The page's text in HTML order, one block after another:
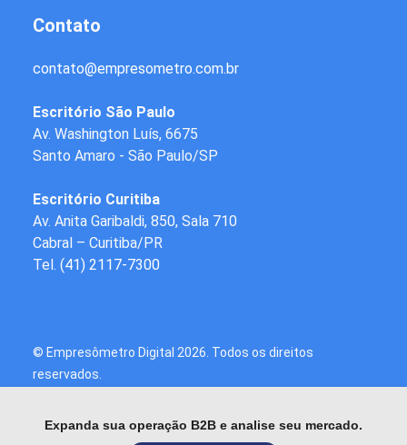
Expanda sua operação B2B e analise seu mercado.
Contato
contato@empresometro.com.br
Escritório São Paulo
Av. Washington Luís, 6675
Santo Amaro - São Paulo/SP
Escritório Curitiba
Av. Anita Garibaldi, 850, Sala 710
Cabral – Curitiba/PR
Tel. (41) 2117-7300
© Empresômetro Digital 2026. Todos os direitos
reservados.